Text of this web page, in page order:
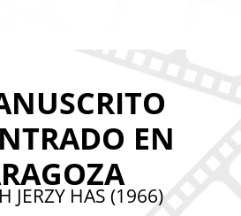
EN
JERZY HAS (1966)